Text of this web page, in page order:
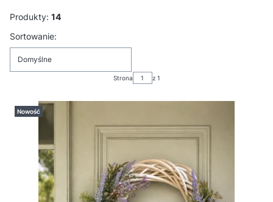
Produkty: 14
Lista produktów
Sortowanie:
Domyślne
Strona z 1
Nowość